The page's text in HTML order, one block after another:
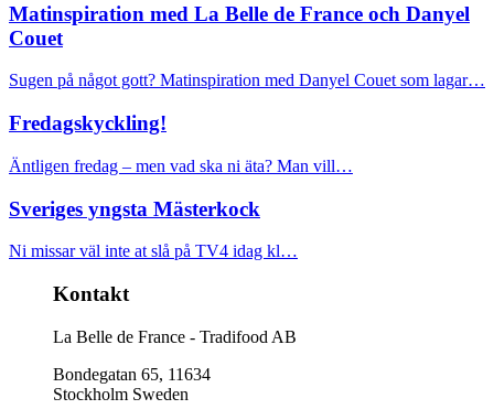
Matinspiration med La Belle de France och Danyel
Couet
Sugen på något gott? Matinspiration med Danyel Couet som lagar…
Fredagskyckling!
Äntligen fredag – men vad ska ni äta? Man vill…
Sveriges yngsta Mästerkock
Ni missar väl inte at slå på TV4 idag kl…
Kontakt
La Belle de France - Tradifood AB
Bondegatan 65, 11634
Stockholm Sweden